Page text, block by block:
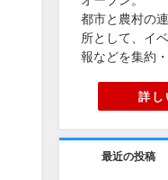
都市と農村の
所として、イ
報などを集約
詳し
最近の投稿